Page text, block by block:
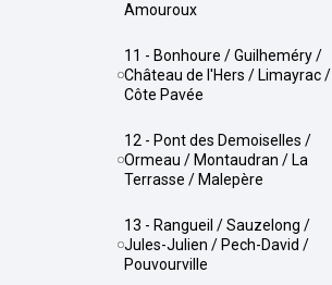
Amouroux
11 - Bonhoure / Guilheméry /
Château de l'Hers / Limayrac /
Côte Pavée
12 - Pont des Demoiselles /
Ormeau / Montaudran / La
Terrasse / Malepère
13 - Rangueil / Sauzelong /
Jules-Julien / Pech-David /
Pouvourville